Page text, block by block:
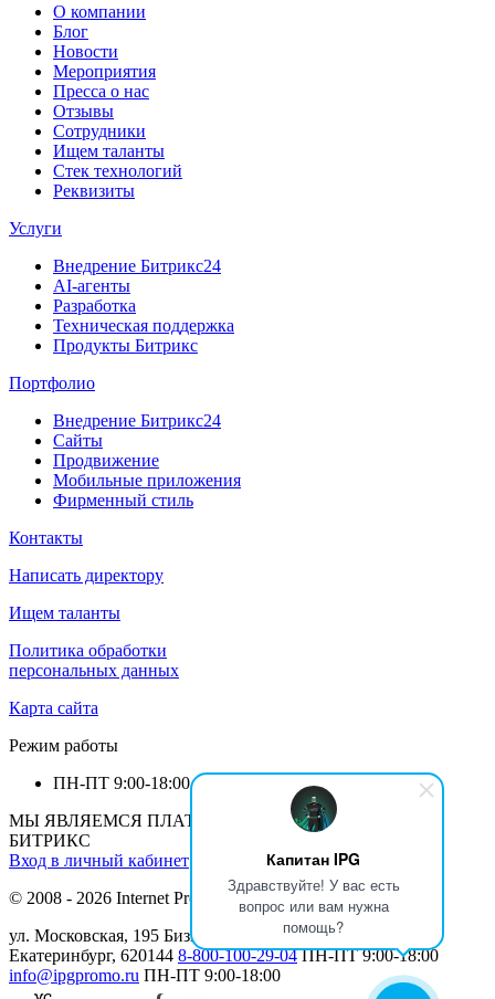
Капитан IPG
Здравствуйте! У вас есть
вопрос или вам нужна
помощь?
О компании
Блог
Новости
Мероприятия
Пресса о нас
Отзывы
Сотрудники
Ищем таланты
Стек технологий
Реквизиты
Услуги
Внедрение Битрикс24
AI-агенты
Разработка
Техническая поддержка
Продукты Битрикс
Портфолио
Внедрение Битрикс24
Сайты
Продвижение
Мобильные приложения
Фирменный стиль
Контакты
Написать директору
Ищем таланты
Политика обработки
персональных данных
Карта сайта
Режим работы
ПН-ПТ 9:00-18:00
МЫ ЯВЛЯЕМСЯ ПЛАТИНОВЫМ ПАРТНЕРОМ 1С-
БИТРИКС
Вход в личный кабинет
© 2008 - 2026 Internet Production Group (
ул. Московская, 195 Бизнеc Центр МАН, 12 этаж г.
Екатеринбург, 620144 8-800-100-29-04 ПН-ПТ 9:00-18:00
info@ipgpromo.ru ПН-ПТ 9:00-18:00